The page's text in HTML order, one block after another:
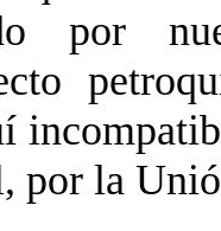
por
por la